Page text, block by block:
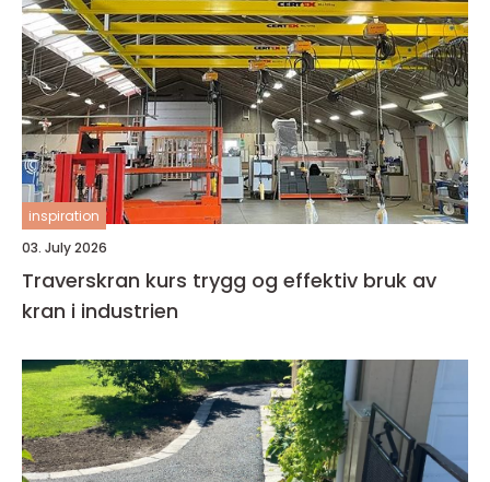
inspiration
03. July 2026
Traverskran kurs trygg og effektiv bruk av
kran i industrien